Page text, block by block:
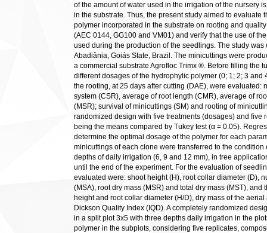
of the amount of water used in the irrigation of the nursery
in the substrate. Thus, the present study aimed to evaluate
polymer incorporated in the substrate on rooting and
(AEC 0144, GG100 and VM01) and verify that the use of
used during the production of the seedlings. The study
Abadiânia, Goiás State, Brazil. The minicuttings were
a commercial substrate Agrofloc Trimx ®. Before filling the
different dosages of the hydrophylic polymer (0; 1; 2; 3 and
the rooting, at 25 days after cutting (DAE), were evaluated:
system (CSR), average of root length (CMR), average of
(MSR); survival of minicuttings (SM) and rooting of
randomized design with five treatments (dosages) and five
being the means compared by Tukey test (α = 0.05).
determine the optimal dosage of the polymer for each
minicuttings of each clone were transferred to the
depths of daily irrigation (6, 9 and 12 mm), in tree
until the end of the experiment. For the evaluation of
evaluated were: shoot height (H), root collar diameter (D),
(MSA), root dry mass (MSR) and total dry mass (MST),
height and root collar diameter (H/D), dry mass of the
Dickson Quality Index (IQD). A completely randomized
in a split plot 3x5 with three depths daily irrigation in the
polymer in the subplots, considering five replicates,